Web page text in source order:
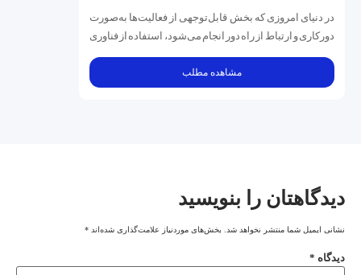
در دنیای امروزی که بخش قابل‌توجهی از فعالیت‌ها به‌صورت
دورکاری و ارتباط از راه دور انجام می‌شود، استفاده از فناوری
ویدئو...
مشاهده مطلب
دیدگاهتان را بنویسید
نشانی ایمیل شما منتشر نخواهد شد. بخش‌های موردنیاز علامت‌گذاری شده‌اند *
دیدگاه *